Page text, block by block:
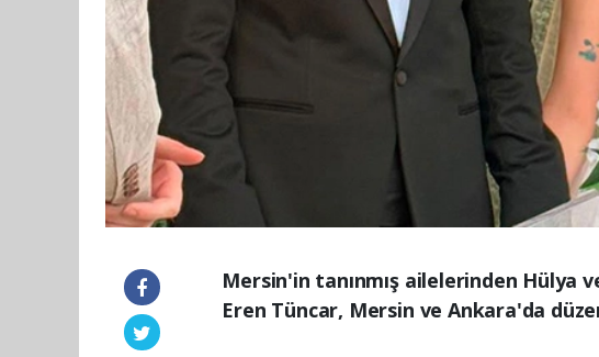
Mersin'in tanınmış ailelerinden Hülya
Eren Tüncar, Mersin ve Ankara'da